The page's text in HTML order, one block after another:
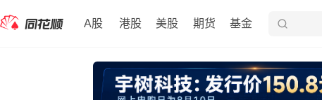
A股 港股 美股 期货 基金